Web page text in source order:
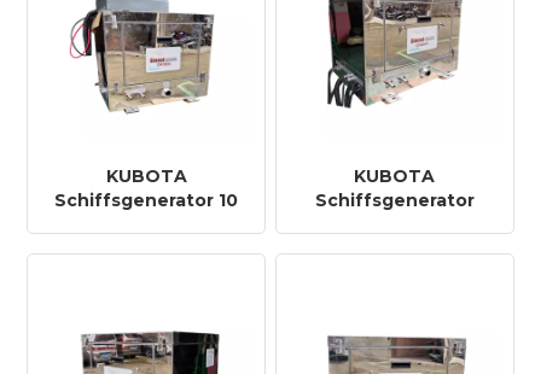
KUBOTA
Schiffsgenerator 10
KUBOTA
Schiffsgenerator